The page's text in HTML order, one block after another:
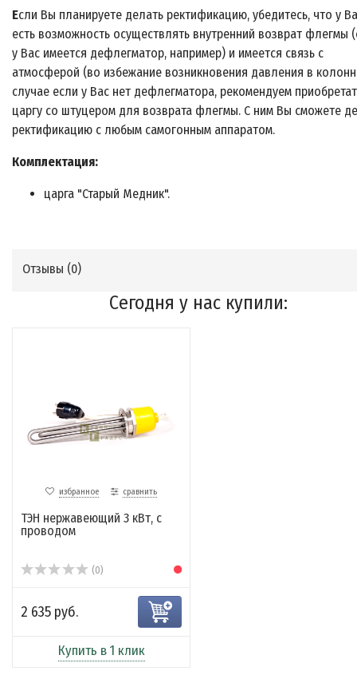
Если Вы планируете делать ректификацию, убедитесь, что у
есть возможность осуществлять внутренний возврат флегмы
у Вас имеется дефлегматор, например) и имеется связь с
атмосферой (во избежание возникновения давления в
случае если у Вас нет дефлегматора, рекомендуем
царгу со штуцером для возврата флегмы. С ним Вы сможете
ректификацию с любым самогонным аппаратом.
Комплектация:
царга "Старый Медник".
Отзывы (0)
Сегодня у нас купили:
избранное сравнить
ТЭН нержавеющий 3 кВт, с
проводом
(0)
2 635 руб.
Купить в 1 клик